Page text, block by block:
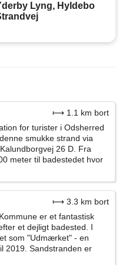
Lyng, Hyldebo
⟼ 1.1 km bort
for turister i Odsherred
smukke strand via
26 D. Fra
meter til badestedet hvor
⟼ 3.3 km bort
er et fantastisk
et dejligt badested. I
som "Udmærket" - en
2019. Sandstranden er